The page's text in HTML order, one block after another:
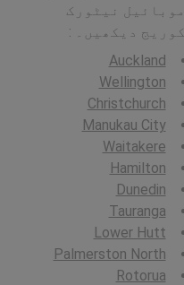
موبائیل نیٹورک
کوریج دیکھیں۔ :
Auckland
Wellington
Christchurch
Manukau City
Waitakere
Hamilton
Dunedin
Tauranga
Lower Hutt
Palmerston North
Rotorua